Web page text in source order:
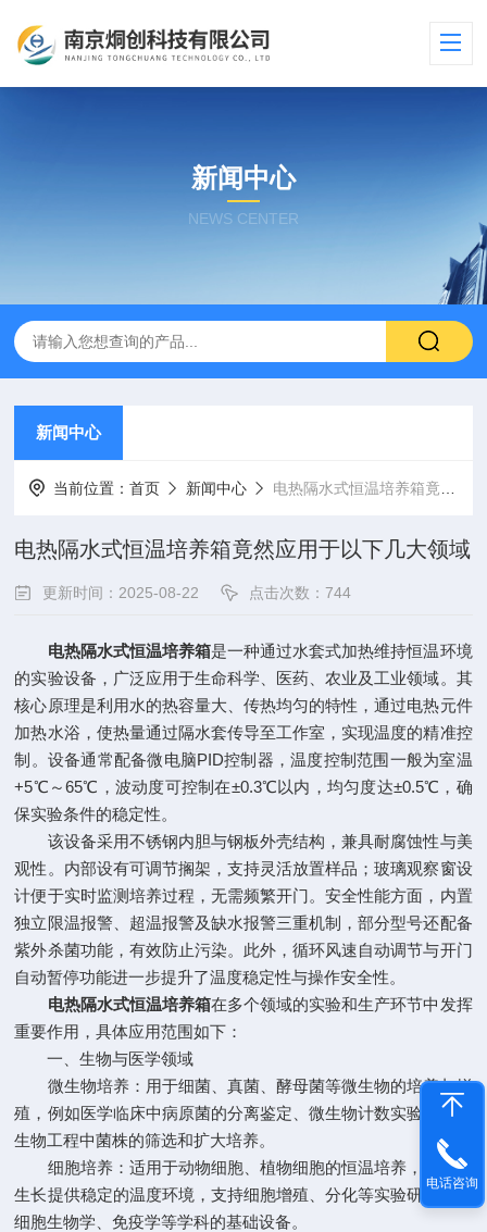
新闻中心
NEWS CENTER
新闻中心
当前位置：首页 新闻中心 电热隔水式恒温培养箱竟然应用于以下几大领域
电热隔水式恒温培养箱竟然应用于以下几大领域
更新时间：2025-08-22 点击次数：744
电热隔水式恒温培养箱是一种通过水套式加热维持恒温环境
的实验设备，广泛应用于生命科学、医药、农业及工业领域。其
核心原理是利用水的热容量大、传热均匀的特性，通过电热元件
加热水浴，使热量通过隔水套传导至工作室，实现温度的精准控
制。设备通常配备微电脑PID控制器，温度控制范围一般为室温
+5℃～65℃，波动度可控制在±0.3℃以内，均匀度达±0.5℃，确
保实验条件的稳定性。
该设备采用不锈钢内胆与钢板外壳结构，兼具耐腐蚀性与美
观性。内部设有可调节搁架，支持灵活放置样品；玻璃观察窗设
计便于实时监测培养过程，无需频繁开门。安全性能方面，内置
独立限温报警、超温报警及缺水报警三重机制，部分型号还配备
紫外杀菌功能，有效防止污染。此外，循环风速自动调节与开门
自动暂停功能进一步提升了温度稳定性与操作安全性。
电热隔水式恒温培养箱在多个领域的实验和生产环节中发挥
重要作用，具体应用范围如下：
一、生物与医学领域
微生物培养：用于细菌、真菌、酵母菌等微生物的培养与增
殖，例如医学临床中病原菌的分离鉴定、微生物计数实验，以及
生物工程中菌株的筛选和扩大培养。
细胞培养：适用于动物细胞、植物细胞的恒温培养，为细胞
生长提供稳定的温度环境，支持细胞增殖、分化等实验研究，是
细胞生物学、免疫学等学科的基础设备。
电话咨询